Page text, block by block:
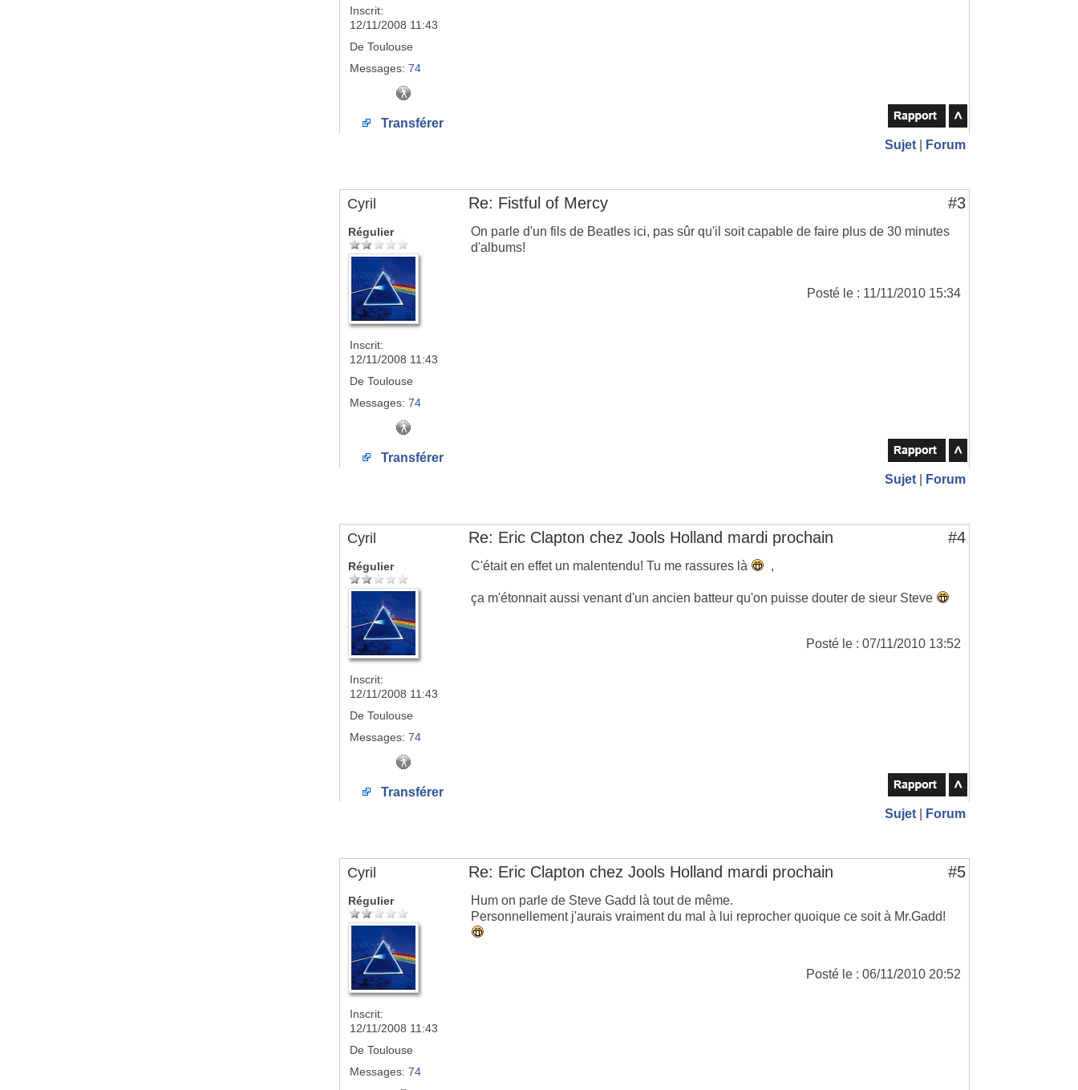
Inscrit:
12/11/2008 11:43
De Toulouse
Messages: 74
Transférer
Sujet
Forum
Cyril Re: Fistful of Mercy #3
Régulier
Inscrit:
12/11/2008 11:43
De Toulouse
Messages: 74
On parle d'un fils de Beatles ici, pas sûr qu'il soit capable de faire plus de 30 minutes
d'albums!
Posté le : 11/11/2010 15:34
Transférer
Sujet
Forum
Cyril Re: Eric Clapton chez Jools Holland mardi prochain #4
Régulier
Inscrit:
12/11/2008 11:43
De Toulouse
Messages: 74
C'était en effet un malentendu! Tu me rassures là ,
ça m'étonnait aussi venant d'un ancien batteur qu'on puisse douter de sieur Steve
Posté le : 07/11/2010 13:52
Transférer
Sujet
Forum
Cyril Re: Eric Clapton chez Jools Holland mardi prochain #5
Régulier
Inscrit:
12/11/2008 11:43
De Toulouse
Messages: 74
Hum on parle de Steve Gadd là tout de même.
Personnellement j'aurais vraiment du mal à lui reprocher quoique ce soit à Mr.Gadd!
Posté le : 06/11/2010 20:52